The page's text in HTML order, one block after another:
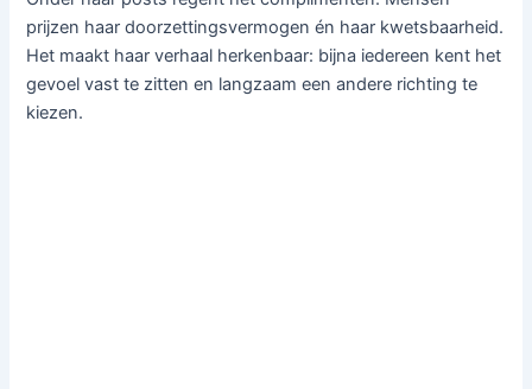
prijzen haar doorzettingsvermogen én haar kwetsbaarheid.
Het maakt haar verhaal herkenbaar: bijna iedereen kent het
gevoel vast te zitten en langzaam een andere richting te
kiezen.